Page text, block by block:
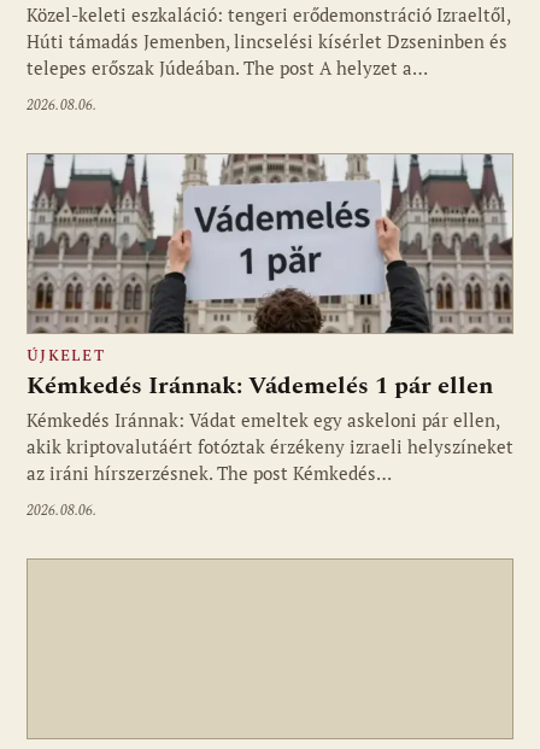
Közel-keleti eszkaláció: tengeri erődemonstráció Izraeltől,
Húti támadás Jemenben, lincselési kísérlet Dzseninben és
telepes erőszak Júdeában. The post A helyzet a…
2026.08.06.
ÚJKELET
Kémkedés Iránnak: Vádemelés 1 pár ellen
Kémkedés Iránnak: Vádat emeltek egy askeloni pár ellen,
akik kriptovalutáért fotóztak érzékeny izraeli helyszíneket
az iráni hírszerzésnek. The post Kémkedés…
2026.08.06.